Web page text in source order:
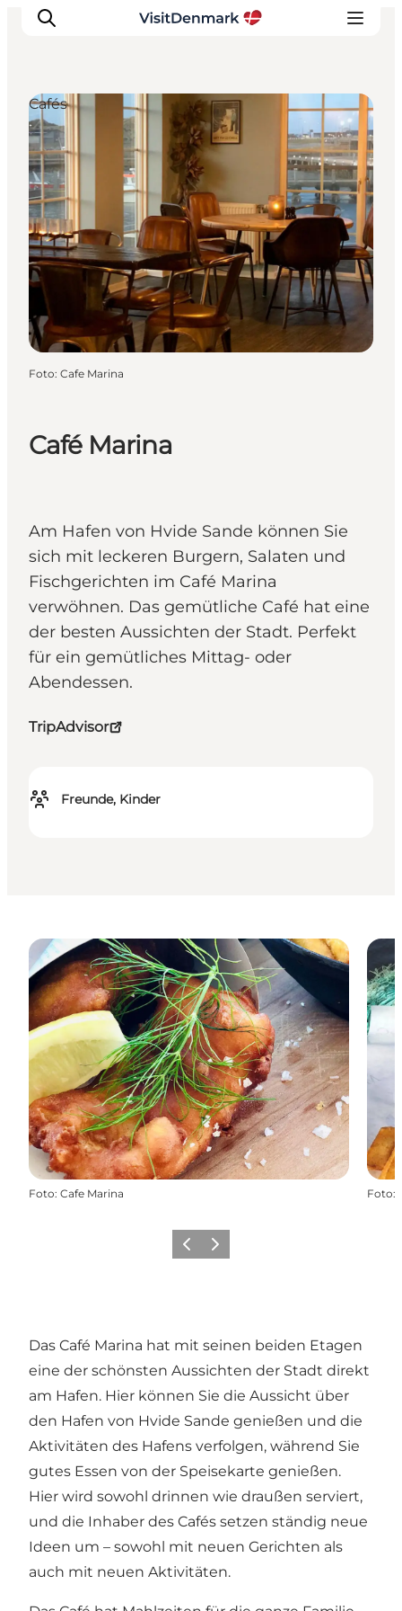
Inspiration
Regionen
Erlebnisse
Unterkünfte
Reiseplanung
Café Marina
Am Hafen von Hvide Sande können Sie
sich mit leckeren Burgern, Salaten und
Fischgerichten im Café Marina
verwöhnen. Das gemütliche Café hat eine
der besten Aussichten der Stadt. Perfekt
für ein gemütliches Mittag- oder
Abendessen.
TripAdvisor
Freunde, Kinder
Cafés
Foto: Cafe Marina
Foto: Cafe Marina Foto:
ZurückWeiter
Das Café Marina hat mit seinen beiden Etagen
eine der schönsten Aussichten der Stadt direkt
am Hafen. Hier können Sie die Aussicht über
den Hafen von Hvide Sande genießen und die
Aktivitäten des Hafens verfolgen, während Sie
gutes Essen von der Speisekarte genießen.
Hier wird sowohl drinnen wie draußen serviert,
und die Inhaber des Cafés setzen ständig neue
Ideen um – sowohl mit neuen Gerichten als
auch mit neuen Aktivitäten.